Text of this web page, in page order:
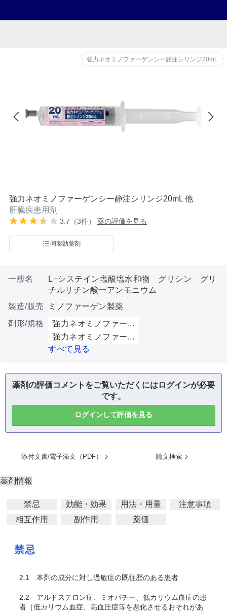
強力ネオミノファーゲンシー静注シリンジ20mL
強力ネオミノファーゲンシー静注シリンジ20mL 他
肝臓疾患用剤
3.7（3件） 薬の評価を見る
同薬効薬剤
一般名
L−システイン塩酸塩水和物 グリシン グリ
チルリチン酸一アンモニウム
製造/販売
ミノファーゲン製薬
剤形/規格
強力ネオミノファー...
強力ネオミノファー...
すべて見る
薬剤の評価コメントをご覧いただくにはログインが必要
です。
ログインして評価を見る
添付文書/電子添文（PDF） 論文検索
薬剤情報
禁忌 効能・効果 用法・用量
注意事項
相互作用
副作用 薬価
禁忌
2.1 本剤の成分に対し過敏症の既往歴のある患者
2.2 アルドステロン症、ミオパチー、低カリウム血症の患
者［低カリウム血症、高血圧症等を悪化させるおそれがあ